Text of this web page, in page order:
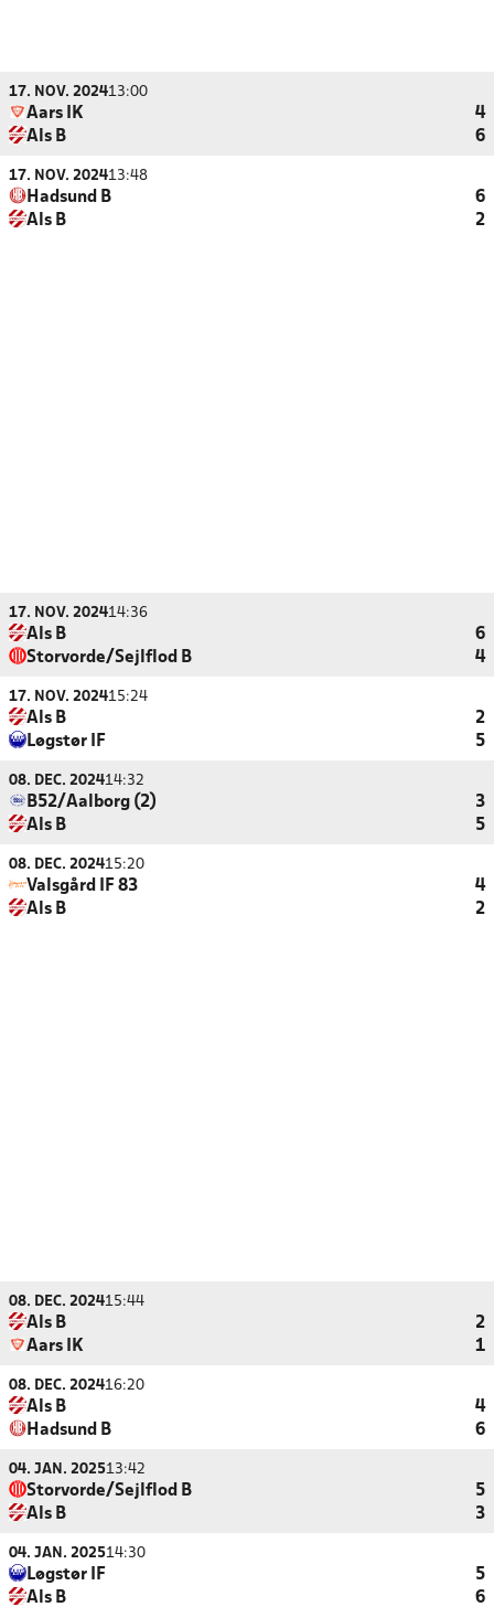
17. NOV. 202413:00
Aars IK
4
Als B
6
17. NOV. 202413:48
Hadsund B
6
Als B
2
17. NOV. 202414:36
Als B
6
Storvorde/Sejlflod B
4
17. NOV. 202415:24
Als B
2
Løgstør IF
5
08. DEC. 202414:32
B52/Aalborg (2)
3
Als B
5
08. DEC. 202415:20
Valsgård IF 83
4
Als B
2
08. DEC. 202415:44
Als B
2
Aars IK
1
08. DEC. 202416:20
Als B
4
Hadsund B
6
04. JAN. 202513:42
Storvorde/Sejlflod B
5
Als B
3
04. JAN. 202514:30
Løgstør IF
5
Als B
6